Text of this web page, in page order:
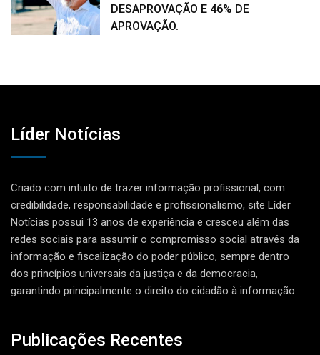
DESAPROVAÇÃO E 46% DE
APROVAÇÃO.
Líder Notícias
Criado com intuito de trazer informação profissional, com
credibilidade, responsabilidade e profissionalismo, site Líder
Notícias possui 13 anos de experiência e cresceu além das
redes sociais para assumir o compromisso social através da
informação e fiscalização do poder público, sempre dentro
dos princípios universais da justiça e da democracia,
garantindo principalmente o direito do cidadão à informação.
Publicações Recentes